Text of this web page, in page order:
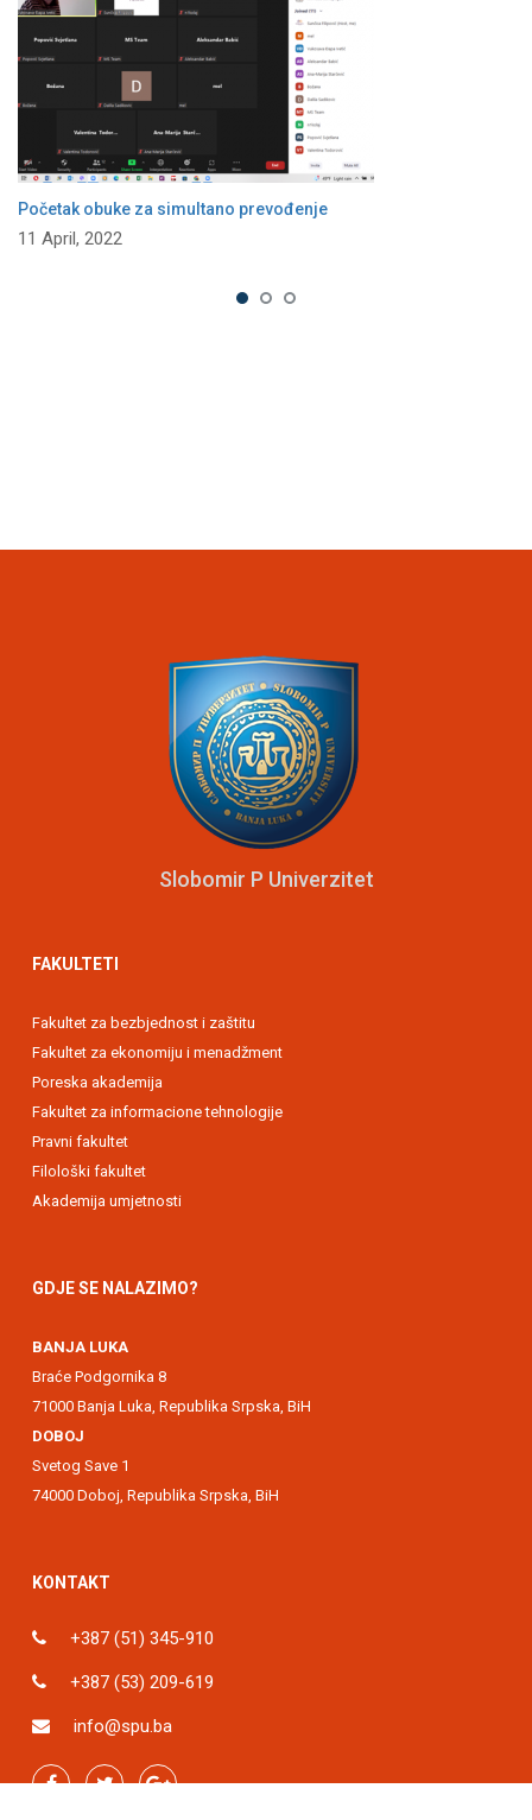
Početak obuke za simultano prevođenje
11 April, 2022
Slobomir P Univerzitet
FAKULTETI
Fakultet za bezbjednost i zaštitu
Fakultet za ekonomiju i menadžment
Poreska akademija
Fakultet za informacione tehnologije
Pravni fakultet
Filološki fakultet
Akademija umjetnosti
GDJE SE NALAZIMO?
BANJA LUKA
Braće Podgornika 8
71000 Banja Luka, Republika Srpska, BiH
DOBOJ
Svetog Save 1
74000 Doboj, Republika Srpska, BiH
KONTAKT
+387 (51) 345-910
+387 (53) 209-619
info@spu.ba